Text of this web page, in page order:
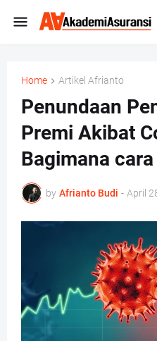
Home Artikel Afrianto
Penundaan
Premi Akibat
Bagimana
by Afrianto Budi - April